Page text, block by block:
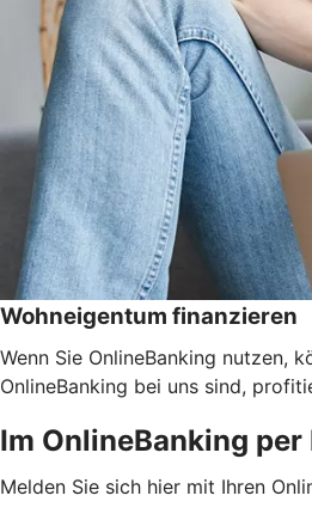
Wohneigentum finanzieren
Wenn Sie OnlineBanking nutzen,
OnlineBanking bei uns sind,
Im OnlineBanking
Melden Sie sich hier mit Ihren